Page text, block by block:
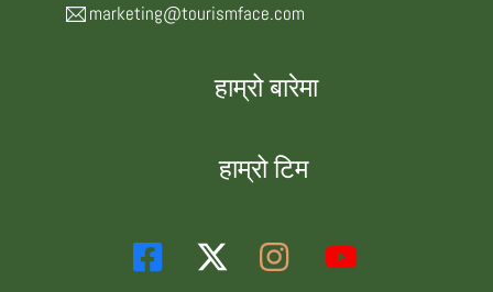
marketing@tourismface.com
हाम्रो बारेमा
हाम्रो टिम